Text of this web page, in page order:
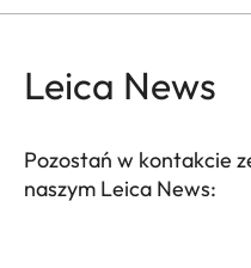
Leica News
Pozostań w kontakcie
naszym Leica News: